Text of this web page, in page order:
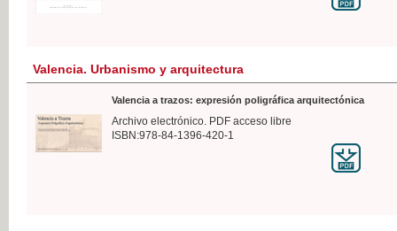
Valencia. Urbanismo y arquitectura
Valencia a trazos: expresión poligráfica arquitectónica
Archivo electrónico. PDF acceso libre
ISBN:978-84-1396-420-1